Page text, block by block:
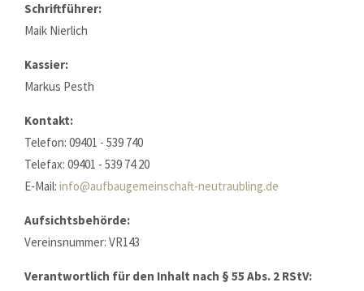
Get in touch
376-293 City Road, Suite 600
Have any questions?
+44 1234 567 890
Drop us a line
About us
Lorem ipsum dolor sit amet, consectetuer
Schriftführer:
Maik Nierlich
Kassier:
Markus Pesth
Kontakt:
Telefon: 09401 - 539 740
Telefax: 09401 - 539 74 20
E-Mail: info@aufbaugemeinschaft-neutraubling.de
Aufsichtsbehörde:
Vereinsnummer: VR143
Verantwortlich für den Inhalt nach § 55 Abs. 2 RStV: